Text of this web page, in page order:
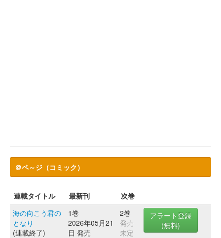
＠ペ～ジ（コミック）
連載タイトル 最新刊
次巻
海の向こう君の
となり
(連載終了)
1巻
2026年05月21
日 発売
2巻
発売
未定
アラート登録
(無料)